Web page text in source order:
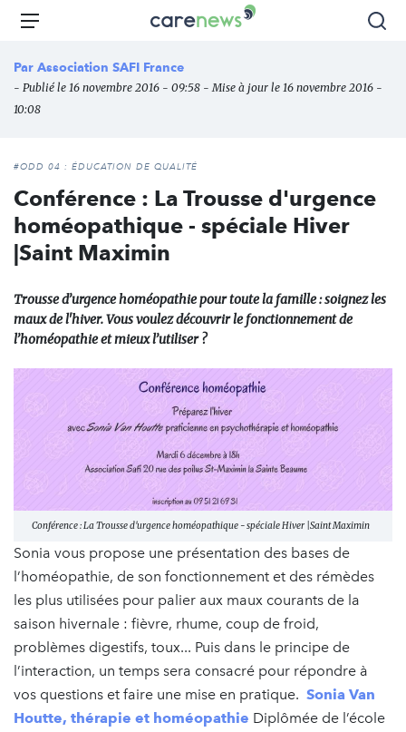
Aller
principal
Carenews,
des
Menu
Par Association SAFI France
- Publié le 16 novembre 2016 - 09:58 - Mise à jour le 16 novembre 2016 -
10:08
#ODD 04 : ÉDUCATION DE QUALITÉ
Conférence : La Trousse d'urgence
homéopathique - spéciale Hiver
|Saint Maximin
Trousse d’urgence homéopathie pour toute la famille : soignez les
maux de l'hiver. Vous voulez découvrir le fonctionnement de
l’homéopathie et mieux l’utiliser ?
Conférence : La Trousse d'urgence homéopathique - spéciale Hiver |Saint Maximin
Sonia vous propose une présentation des bases de
l’homéopathie, de son fonctionnement et des rémèdes
les plus utilisées pour palier aux maux courants de la
saison hivernale : fièvre, rhume, coup de froid,
problèmes digestifs, toux... Puis dans le principe de
l’interaction, un temps sera consacré pour répondre à
vos questions et faire une mise en pratique. Sonia Van
Houtte, thérapie et homéopathie Diplômée de l’école